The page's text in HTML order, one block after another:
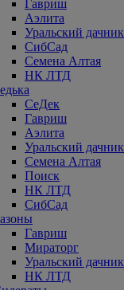
Гавриш
Аэлита
Уральский дачник
СибСад
Семена Алтая
НК ЛТД
СеДек
Гавриш
Аэлита
Уральский дачник
Семена Алтая
Поиск
НК ЛТД
СибСад
Гавриш
Мираторг
Уральский дачник
НК ЛТД